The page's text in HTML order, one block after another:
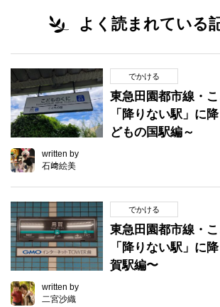
よく読まれている
でかける
東急田園都市線・
「降りない駅」に
どもの国駅編～
written by
石﨑絵美
でかける
東急田園都市線・
「降りない駅」に
賀駅編〜
written by
二宮沙織